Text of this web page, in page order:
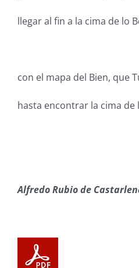
llegar al fin a la cima de lo
con el mapa del Bien, que
hasta encontrar la cima de
Alfredo Rubio de